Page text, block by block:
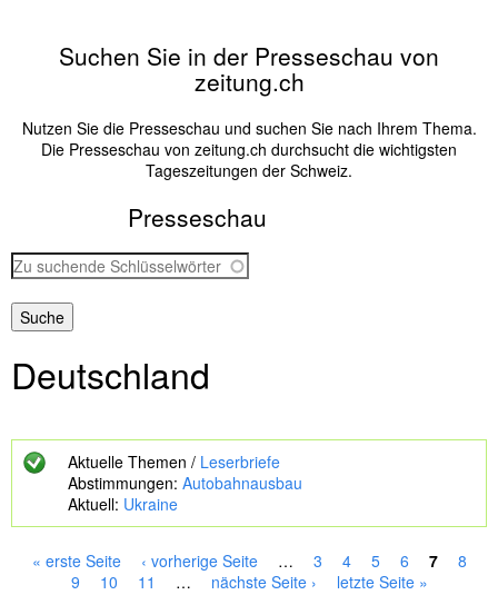
Suchen Sie in der Presseschau von
zeitung.ch
Nutzen Sie die Presseschau und suchen Sie nach Ihrem Thema.
Die Presseschau von zeitung.ch durchsucht die wichtigsten
Tageszeitungen der Schweiz.
Presseschau
Z
u
s
u
h
e
Deutschland
Aktuelle Themen / Leserbriefe
Abstimmungen: Autobahnausbau
Aktuell: Ukraine
« erste Seite ‹ vorherige Seite … 3 4 5 6 7
8
9
10 11 … nächste Seite › letzte Seite »